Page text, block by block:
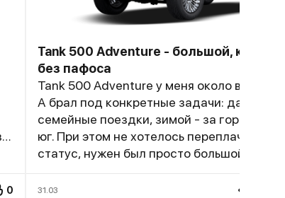
0
Tank 500 Adventure - большой,
без пафоса
Tank 500 Adventure у меня около восьми
А брал под конкретные задачи: дальние
семейные поездки, зимой - за город,
юг. При этом не хотелось переплачивать
статус, нужен был просто большой,
отмечу, что эта комплектация – прагматичный
31.03